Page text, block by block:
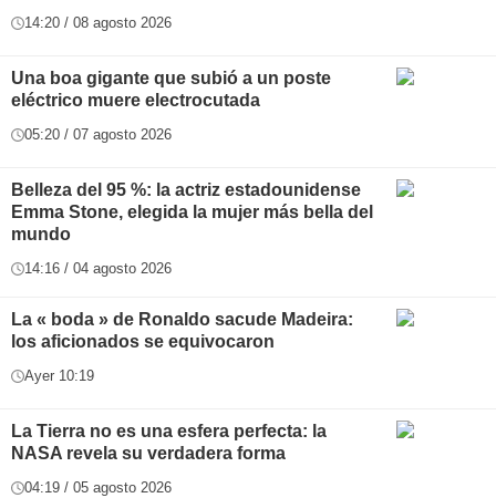
14:20 / 08 agosto 2026
Una boa gigante que subió a un poste
eléctrico muere electrocutada
05:20 / 07 agosto 2026
Belleza del 95 %: la actriz estadounidense
Emma Stone, elegida la mujer más bella del
mundo
14:16 / 04 agosto 2026
La « boda » de Ronaldo sacude Madeira:
los aficionados se equivocaron
Ayer 10:19
La Tierra no es una esfera perfecta: la
NASA revela su verdadera forma
04:19 / 05 agosto 2026